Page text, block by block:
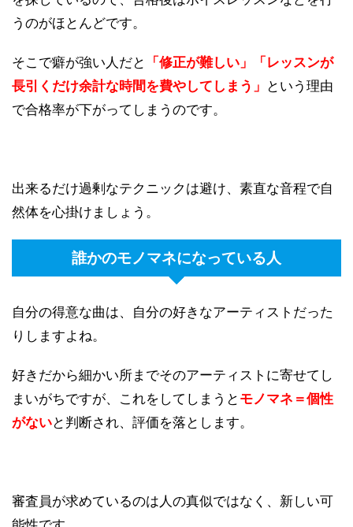
うのがほとんどです。
そこで癖が強い人だと
「修正が難しい」「レッスンが
長引くだけ余計な時間を費やしてしまう」 という理由
で合格率が下がってしまうのです。
出来るだけ過剰なテクニックは避け、素直な音程で自
然体を心掛けましょう。
誰かのモノマネになっている人
自分の得意な曲は、自分の好きなアーティストだった
りしますよね。
好きだから細かい所までそのアーティストに寄せてし
まいがちですが、これをしてしまうと モノマネ＝個性
がないと判断され、評価を落とします。
審査員が求めているのは人の真似ではなく、新しい可